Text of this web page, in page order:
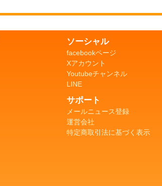
ソーシャル
facebookページ
Xアカウント
Youtubeチャンネル
LINE
サポート
メールニュース登録
運営会社
特定商取引法に基づく表示